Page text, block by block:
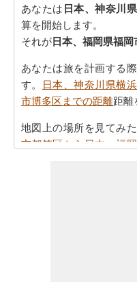
あなたは 日本、神奈川
算を開始します。
それが 日本、福岡県福岡
あなたは旅を計画する
す。
日本、神奈川県横
市博多区までの距離距離
地図上の場所を見てみた
市都筑区から日本、福